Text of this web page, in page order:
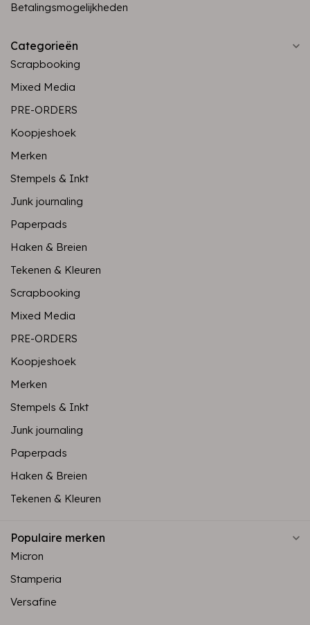
Betalingsmogelijkheden
Categorieën
Scrapbooking
Mixed Media
PRE-ORDERS
Koopjeshoek
Merken
Stempels & Inkt
Junk journaling
Paperpads
Haken & Breien
Tekenen & Kleuren
Scrapbooking
Mixed Media
PRE-ORDERS
Koopjeshoek
Merken
Stempels & Inkt
Junk journaling
Paperpads
Haken & Breien
Tekenen & Kleuren
Populaire merken
Micron
Stamperia
Versafine